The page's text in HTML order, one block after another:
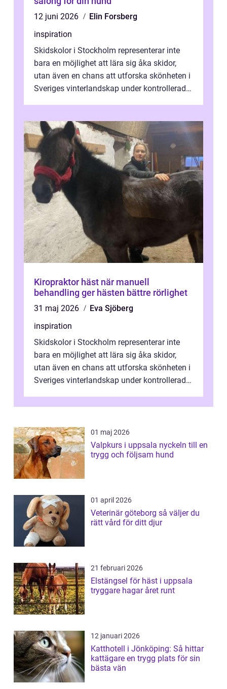
12 juni 2026
Elin Forsberg
inspiration
Skidskolor i Stockholm representerar inte
bara en möjlighet att lära sig åka skidor,
utan även en chans att utforska skönheten i
Sveriges vinterlandskap under kontrollerade
Kiropraktor häst när manuell
behandling ger hästen bättre rörlighet
31 maj 2026
Eva Sjöberg
inspiration
Skidskolor i Stockholm representerar inte
bara en möjlighet att lära sig åka skidor,
utan även en chans att utforska skönheten i
Sveriges vinterlandskap under kontrollerade
01 maj 2026
Valpkurs i uppsala nyckeln till en
trygg och följsam hund
01 april 2026
Veterinär göteborg så väljer du
rätt vård för ditt djur
21 februari 2026
Elstängsel för häst i uppsala
tryggare hagar året runt
12 januari 2026
Katthotell i Jönköping: Så hittar
kattägare en trygg plats för sin
bästa vän